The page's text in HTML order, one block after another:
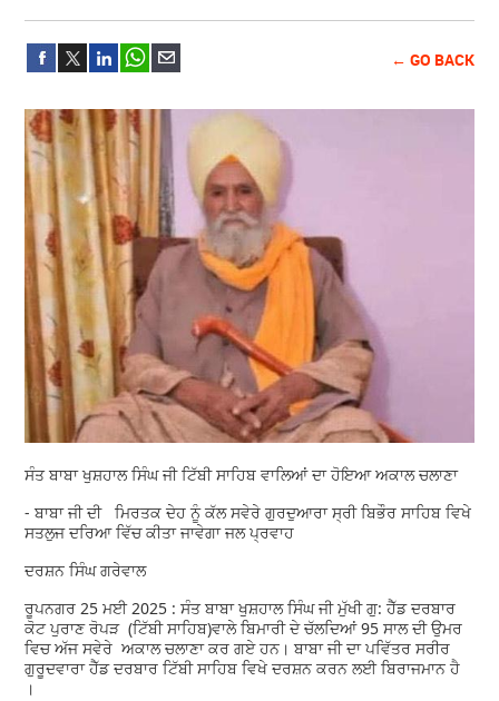
← GO BACK
ਸੰਤ ਬਾਬਾ ਖੁਸ਼ਹਾਲ ਸਿੰਘ ਜੀ ਟਿੱਬੀ ਸਾਹਿਬ ਵਾਲਿਆਂ ਦਾ ਹੋਇਆ ਅਕਾਲ ਚਲਾਣਾ
- ਬਾਬਾ ਜੀ ਦੀ ਮਿਰਤਕ ਦੇਹ ਨੂੰ ਕੱਲ ਸਵੇਰੇ ਗੁਰਦੁਆਰਾ ਸ੍ਰੀ ਬਿਭੌਰ ਸਾਹਿਬ ਵਿਖੇ
ਸਤਲੁਜ ਦਰਿਆ ਵਿੱਚ ਕੀਤਾ ਜਾਵੇਗਾ ਜਲ ਪ੍ਰਵਾਹ
ਦਰਸ਼ਨ ਸਿੰਘ ਗਰੇਵਾਲ
ਰੂਪਨਗਰ 25 ਮਈ 2025 : ਸੰਤ ਬਾਬਾ ਖੁਸ਼ਹਾਲ ਸਿੰਘ ਜੀ ਮੁੱਖੀ ਗੁ: ਹੈੱਡ ਦਰਬਾਰ
ਕੋਟ ਪੁਰਾਣ ਰੋਪੜ (ਟਿੱਬੀ ਸਾਹਿਬ)ਵਾਲੇ ਬਿਮਾਰੀ ਦੇ ਚੱਲਦਿਆਂ 95 ਸਾਲ ਦੀ ਉਮਰ
ਵਿਚ ਅੱਜ ਸਵੇਰੇ ਅਕਾਲ ਚਲਾਣਾ ਕਰ ਗਏ ਹਨ। ਬਾਬਾ ਜੀ ਦਾ ਪਵਿੱਤਰ ਸਰੀਰ
ਗੁਰੂਦਵਾਰਾ ਹੈੱਡ ਦਰਬਾਰ ਟਿੱਬੀ ਸਾਹਿਬ ਵਿਖੇ ਦਰਸ਼ਨ ਕਰਨ ਲਈ ਬਿਰਾਜਮਾਨ ਹੈ
।